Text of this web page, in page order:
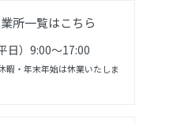
所一覧はこちら
日）9:00～17:00
暇・年末年始は休業いたしま